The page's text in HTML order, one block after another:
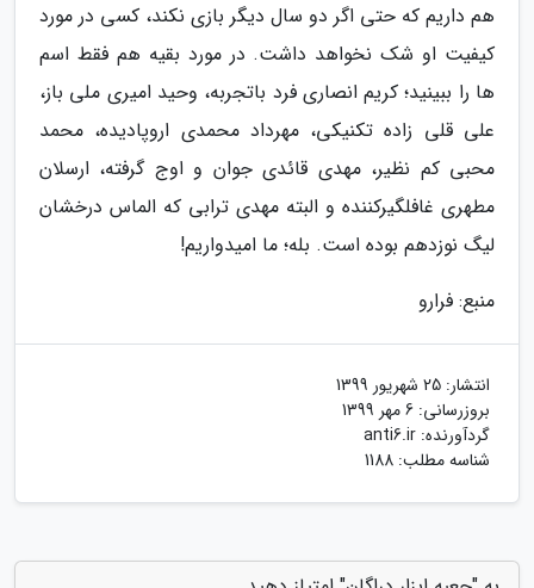
هم داریم که حتی اگر دو سال دیگر بازی نکند، کسی در مورد
کیفیت او شک نخواهد داشت. در مورد بقیه هم فقط اسم
ها را ببینید؛ کریم انصاری فرد باتجربه، وحید امیری ملی باز،
علی قلی زاده تکنیکی، مهرداد محمدی اروپادیده، محمد
محبی کم نظیر، مهدی قائدی جوان و اوج گرفته، ارسلان
مطهری غافلگیرکننده و البته مهدی ترابی که الماس درخشان
لیگ نوزدهم بوده است. بله؛ ما امیدواریم!
منبع: فرارو
انتشار: 25 شهریور 1399
بروزرسانی: 6 مهر 1399
گردآورنده: anti6.ir
شناسه مطلب: 1188